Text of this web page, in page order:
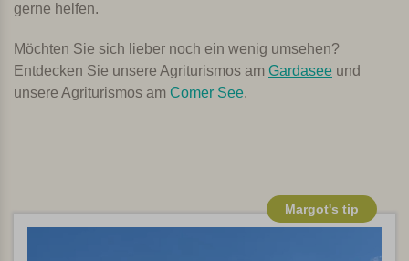
gerne helfen.
Möchten Sie sich lieber noch ein wenig umsehen?
Entdecken Sie unsere Agriturismos am Gardasee und
unsere Agriturismos am Comer See.
Margot's tip